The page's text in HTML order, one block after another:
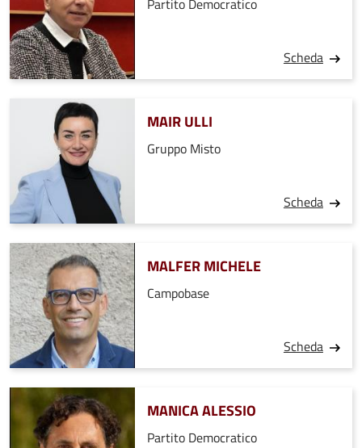
Partito Democratico
Scheda
MAIR ULLI
Gruppo Misto
Scheda
MALFER MICHELE
Campobase
Scheda
MANICA ALESSIO
Partito Democratico